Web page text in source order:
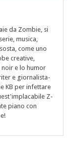
da Zombie, si
musica,
come uno
creative,
noir e lo humor
e giornalista-
KB per infettare
Z-
piano con